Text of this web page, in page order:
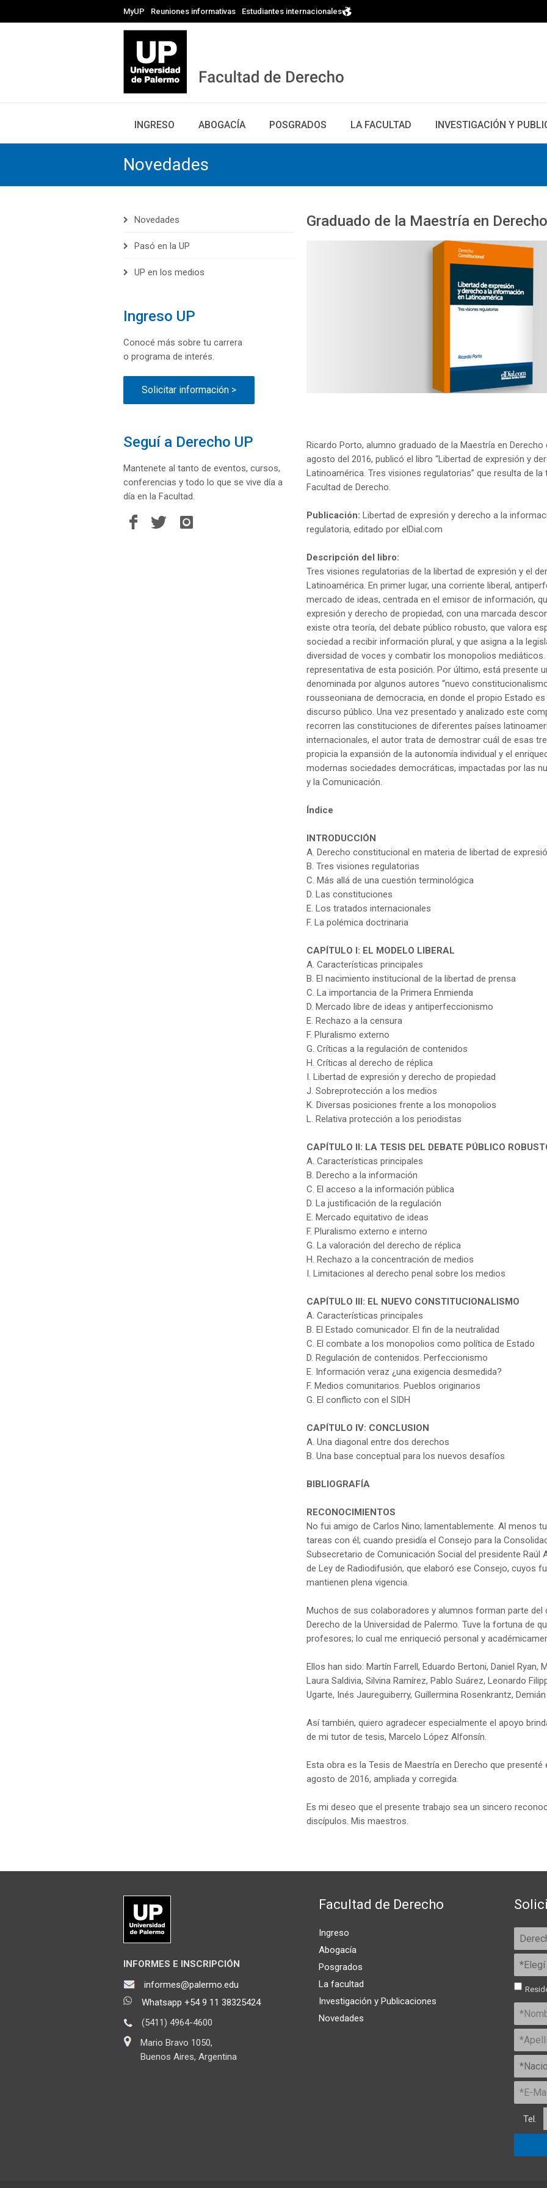
MyUP Reuniones informativas Estudiantes internacionales
INGRESO ABOGACÍA POSGRADOS LA FACULTAD INVESTIGACIÓN Y
Novedades
Graduado de la Maestría en
Ricardo Porto, alumno graduado de la Maestría en Derecho
agosto del 2016, publicó el libro “Libertad de expresión y
Latinoamérica. Tres visiones regulatorias” que resulta de
Facultad de Derecho.
Publicación: Libertad de expresión y derecho a la
regulatoria, editado por elDial.com
Descripción del libro:
Tres visiones regulatorias de la libertad de expresión y el
Latinoamérica. En primer lugar, una corriente liberal,
mercado de ideas, centrada en el emisor de información,
expresión y derecho de propiedad, con una marcada
existe otra teoría, del debate público robusto, que valora
sociedad a recibir información plural, y que asigna a la
diversidad de voces y combatir los monopolios
representativa de esta posición. Por último, está presente
denominada por algunos autores “nuevo
rousseoniana de democracia, en donde el propio Estado
discurso público. Una vez presentado y analizado este
recorren las constituciones de diferentes países
internacionales, el autor trata de demostrar cuál de esas
propicia la expansión de la autonomía individual y el
modernas sociedades democráticas, impactadas por las
y la Comunicación.
Índice
INTRODUCCIÓN
A. Derecho constitucional en materia de libertad de
B. Tres visiones regulatorias
C. Más allá de una cuestión terminológica
D. Las constituciones
E. Los tratados internacionales
F. La polémica doctrinaria
CAPÍTULO I: EL MODELO LIBERAL
A. Características principales
B. El nacimiento institucional de la libertad de prensa
C. La importancia de la Primera Enmienda
D. Mercado libre de ideas y antiperfeccionismo
E. Rechazo a la censura
F. Pluralismo externo
G. Críticas a la regulación de contenidos
H. Críticas al derecho de réplica
I. Libertad de expresión y derecho de propiedad
J. Sobreprotección a los medios
K. Diversas posiciones frente a los monopolios
L. Relativa protección a los periodistas
CAPÍTULO II: LA TESIS DEL DEBATE PÚBLICO
A. Características principales
B. Derecho a la información
C. El acceso a la información pública
D. La justificación de la regulación
E. Mercado equitativo de ideas
F. Pluralismo externo e interno
G. La valoración del derecho de réplica
H. Rechazo a la concentración de medios
I. Limitaciones al derecho penal sobre los medios
CAPÍTULO III: EL NUEVO CONSTITUCIONALISMO
A. Características principales
B. El Estado comunicador. El fin de la neutralidad
C. El combate a los monopolios como política de Estado
D. Regulación de contenidos. Perfeccionismo
E. Información veraz ¿una exigencia desmedida?
F. Medios comunitarios. Pueblos originarios
G. El conflicto con el SIDH
CAPÍTULO IV: CONCLUSION
A. Una diagonal entre dos derechos
B. Una base conceptual para los nuevos desafíos
BIBLIOGRAFÍA
RECONOCIMIENTOS
No fui amigo de Carlos Nino; lamentablemente. Al menos
tareas con él; cuando presidía el Consejo para la
Subsecretario de Comunicación Social del presidente Raúl
de Ley de Radiodifusión, que elaboró ese Consejo, cuyos
mantienen plena vigencia.
Muchos de sus colaboradores y alumnos forman parte del
Derecho de la Universidad de Palermo. Tuve la fortuna de
profesores; lo cual me enriqueció personal y
Ellos han sido: Martín Farrell, Eduardo Bertoni, Daniel Ryan,
Laura Saldivia, Silvina Ramírez, Pablo Suárez, Leonardo
Ugarte, Inés Jaureguiberry, Guillermina Rosenkrantz,
Así también, quiero agradecer especialmente el apoyo
de mi tutor de tesis, Marcelo López Alfonsín.
Esta obra es la Tesis de Maestría en Derecho que presenté
agosto de 2016, ampliada y corregida.
Es mi deseo que el presente trabajo sea un sincero
discípulos. Mis maestros.
Novedades
Pasó en la UP
UP en los medios
Ingreso UP
Conocé más sobre tu carrera
o programa de interés.
Solicitar información >
Seguí a Derecho UP
Mantenete al tanto de eventos, cursos,
conferencias y todo lo que se vive día a
día en la Facultad.
INFORMES E INSCRIPCIÓN
informes@palermo.edu
Whatsapp +54 9 11 38325424
(5411) 4964-4600
Mario Bravo 1050,
Buenos Aires, Argentina
Facultad de Derecho
Ingreso
Abogacía
Posgrados
La facultad
Investigación y Publicaciones
Novedades
Tel.